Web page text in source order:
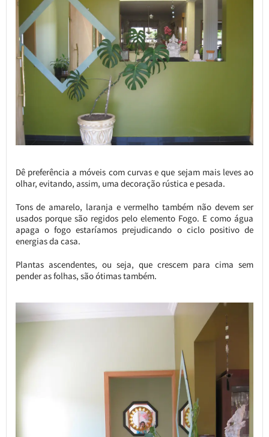
Dê preferência a móveis com curvas e que sejam mais leves ao
olhar, evitando, assim, uma decoração rústica e pesada.
Tons de amarelo, laranja e vermelho também não devem ser
usados porque são regidos pelo elemento Fogo. E como água
apaga o fogo estaríamos prejudicando o ciclo positivo de
energias da casa.
Plantas ascendentes, ou seja, que crescem para cima sem
pender as folhas, são ótimas também.